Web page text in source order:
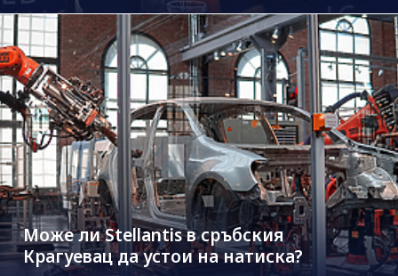
Може ли Stellantis в сръбския
Крагуевац да устои на натиска?